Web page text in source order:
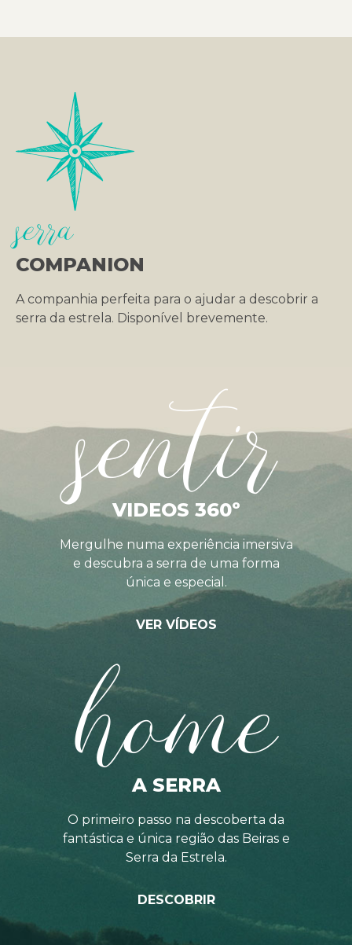
serra
COMPANION
A companhia perfeita para o ajudar a descobrir a
serra da estrela. Disponível brevemente.
sentir
VIDEOS 360º
Mergulhe numa experiência imersiva
e descubra a serra de uma forma
única e especial.
VER VÍDEOS
home
A SERRA
O primeiro passo na descoberta da
fantástica e única região das Beiras e
Serra da Estrela.
DESCOBRIR